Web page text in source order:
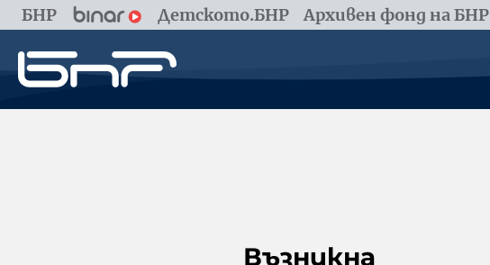
БНР Детското.БНР Архивен фонд на БНР
Възникна